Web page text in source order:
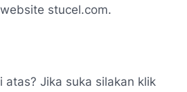
stucel.com.
atas? Jika suka silakan klik